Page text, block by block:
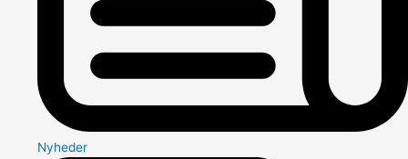
Nyheder